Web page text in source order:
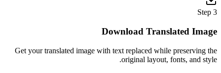
Download Translated
Get your translated image with text replaced while
original layout, fonts,